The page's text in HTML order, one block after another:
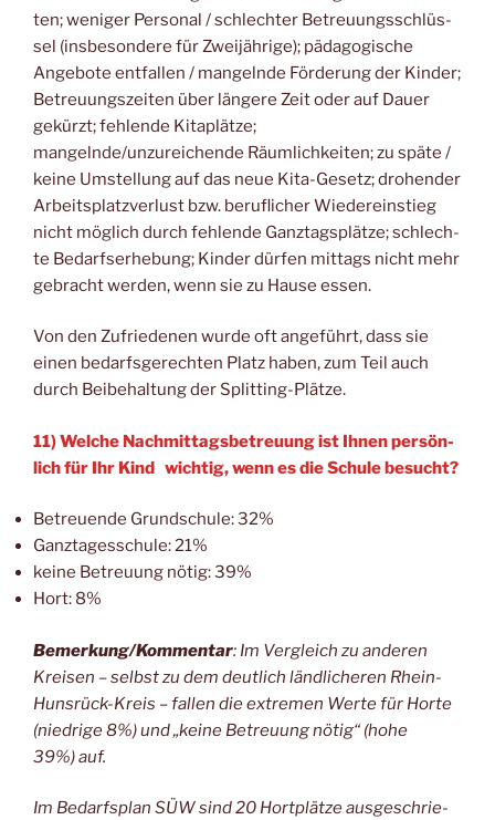
ten; weni­ger Per­so­nal / schlech­ter Betreu­ungs­schlüs­
sel (ins­be­son­de­re für Zwei­jäh­ri­ge); päd­ago­gi­sche
Ange­bo­te ent­fal­len / man­geln­de För­de­rung der Kin­der;
Betreu­ungs­zei­ten über län­ge­re Zeit oder auf Dau­er
gekürzt; feh­len­de Kita­plät­ze;
mangelnde/unzureichende Räum­lich­kei­ten; zu spä­te /
kei­ne Umstel­lung auf das neue Kita-Gesetz; dro­hen­der
Arbeits­platz­ver­lust bzw. beruf­li­cher Wie­der­ein­stieg
nicht mög­lich durch feh­len­de Ganz­tags­plät­ze; schlech­
te Bedarfs­er­he­bung; Kin­der dür­fen mit­tags nicht mehr
gebracht wer­den, wenn sie zu Hau­se essen.
Von den Zufrie­de­nen wur­de oft ange­führt, dass sie
einen bedarfs­ge­rech­ten Platz haben, zum Teil auch
durch Bei­be­hal­tung der Splitting-Plätze.
11) Wel­che Nach­mit­tags­be­treu­ung ist Ihnen per­sön­
lich für Ihr Kind wich­tig, wenn es die Schu­le besucht?
Betreu­en­de Grund­schu­le: 32%
Ganz­ta­ges­schu­le: 21%
kei­ne Betreu­ung nötig: 39%
Hort: 8%
Bemerkung/Kommentar: Im Ver­gleich zu ande­ren
Krei­sen – selbst zu dem deut­lich länd­li­che­ren Rhein-
Huns­rück-Kreis – fal­len die extre­men Wer­te für Hor­te
(nied­ri­ge 8%) und „kei­ne Betreu­ung nötig“ (hohe
39%) auf.
Im Bedarfs­plan SÜW sind 20 Hort­plät­ze aus­ge­schrie­